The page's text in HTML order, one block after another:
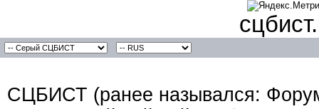
СЦБИСТ (ранее назывался: